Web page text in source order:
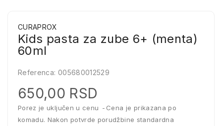
CURAPROX
Kids pasta za zube 6+ (menta)
60ml
Referenca: 005680012529
650,00 RSD
Porez je uključen u cenu
Cena je prikazana po
komadu. Nakon potvrde porudžbine standardna